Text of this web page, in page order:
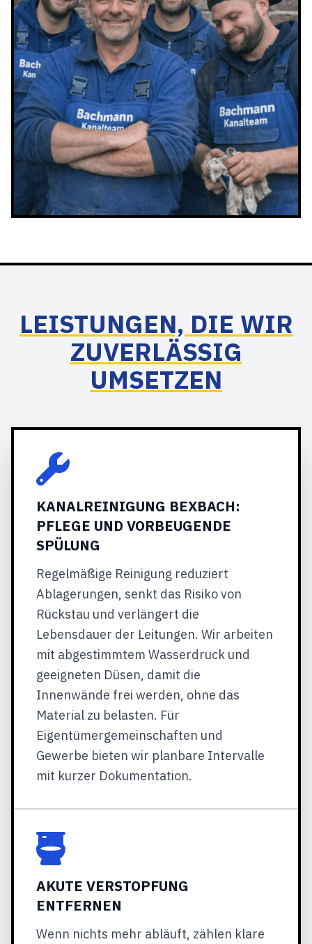
LEISTUNGEN, DIE WIR
ZUVERLÄSSIG
UMSETZEN
KANALREINIGUNG BEXBACH:
PFLEGE UND VORBEUGENDE
SPÜLUNG
Regelmäßige Reinigung reduziert
Ablagerungen, senkt das Risiko von
Rückstau und verlängert die
Lebensdauer der Leitungen. Wir arbeiten
mit abgestimmtem Wasserdruck und
geeigneten Düsen, damit die
Innenwände frei werden, ohne das
Material zu belasten. Für
Eigentümergemeinschaften und
Gewerbe bieten wir planbare Intervalle
mit kurzer Dokumentation.
AKUTE VERSTOPFUNG
ENTFERNEN
Wenn nichts mehr abläuft, zählen klare